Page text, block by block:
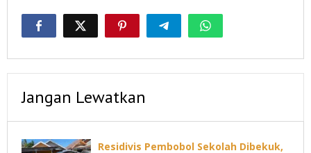
Jangan Lewatkan
Residivis Pembobol Sekolah Dibekuk,